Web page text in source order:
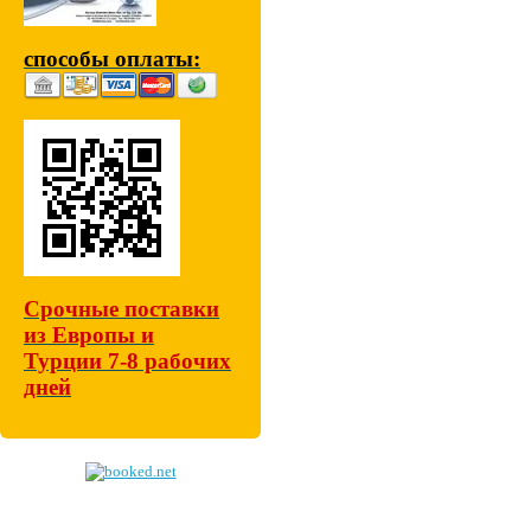
способы оплаты:
Срочные поставки
из Европы и
Турции 7-8 рабочих
дней